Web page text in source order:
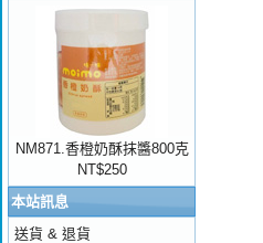
NM871.香橙奶酥抹醬800克
NT$250
本站訊息
送貨 & 退貨